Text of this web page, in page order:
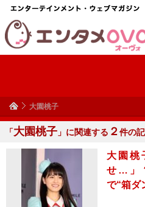
大園桃子
「大園桃子 」に関連する ２件の
大園桃
せ…」
で“箱ダ